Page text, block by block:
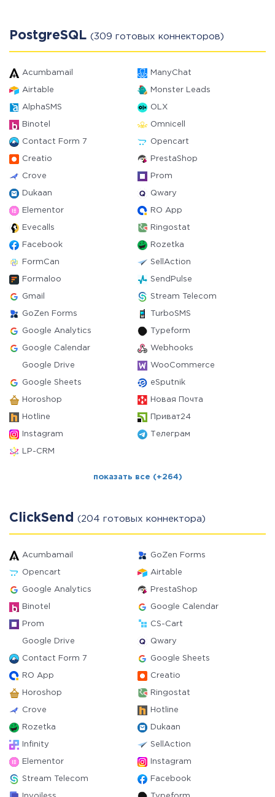
PostgreSQL (309 готовых коннекторов)
Acumbamail ManyChat
Airtable Monster Leads
AlphaSMS OLX
Binotel Omnicell
Contact Form 7 Opencart
Creatio PrestaShop
Crove Prom
Dukaan Qwary
Elementor RO App
Evecalls Ringostat
Facebook Rozetka
FormCan SellAction
Formaloo SendPulse
Gmail Stream Telecom
GoZen Forms TurboSMS
Google Analytics Typeform
Google Calendar Webhooks
Google Drive WooCommerce
Google Sheets eSputnik
Horoshop Новая Почта
Hotline Приват24
Instagram Телеграм
LP-CRM
показать все (+264)
ClickSend (204 готовых коннектора)
Acumbamail GoZen Forms
Opencart Airtable
Google Analytics PrestaShop
Binotel Google Calendar
Prom CS-Cart
Google Drive Qwary
Contact Form 7 Google Sheets
RO App Creatio
Horoshop Ringostat
Crove Hotline
Rozetka Dukaan
Infinity SellAction
Elementor Instagram
Stream Telecom Facebook